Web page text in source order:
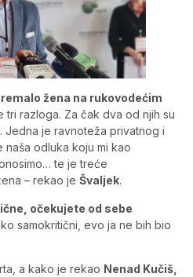
žena na rukovodećim
tri razloga. Za čak dva od njih su
Jedna je ravnoteža privatnog i
odluka koju mi kao
te je treće
– rekao je Švaljek.
očekujete od sebe
samokritični, evo ja ne bih bio
a kako je rekao Nenad Kučiš,